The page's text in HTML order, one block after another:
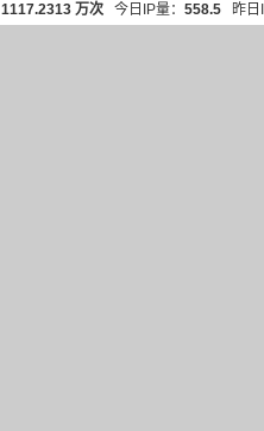
1117.2313 万次 今日IP量： 558.5 昨日